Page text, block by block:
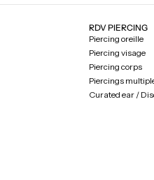
RDV PIERCING
Piercing oreille
Piercing visage
Piercing corps
Piercings
Curated ear /